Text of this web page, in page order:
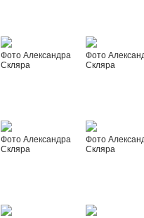
Фото Александра
Скляра
Фото
Скляра
Фото Александра
Скляра
Фото
Скляра